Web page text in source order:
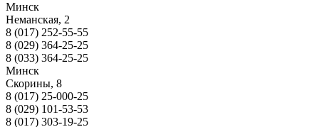
Минск
Неманская, 2
8 (017) 252-55-55
8 (029) 364-25-25
8 (033) 364-25-25
Минск
Скорины, 8
8 (017) 25-000-25
8 (029) 101-53-53
8 (017) 303-19-25